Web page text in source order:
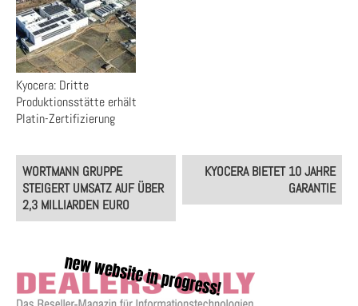
Kyocera: Dritte
Produktionsstätte erhält
Platin-Zertifizierung
Post
navigation
WORTMANN GRUPPE
STEIGERT UMSATZ AUF ÜBER
2,3 MILLIARDEN EURO
KYOCERA BIETET 10 JAHRE
GARANTIE